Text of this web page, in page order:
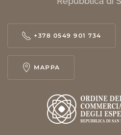
+378 0549 901 734
MAPPA